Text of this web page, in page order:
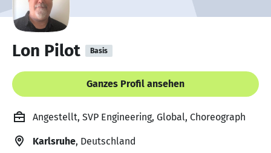
Lon Pilot Basis
Ganzes Profil ansehen
Angestellt, SVP Engineering, Global, Choreograph
Karlsruhe, Deutschland